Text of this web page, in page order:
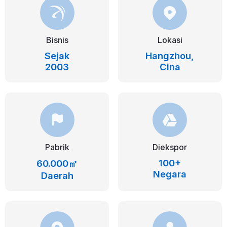
Bisnis
Sejak
2003
Lokasi
Hangzhou,
Cina
Pabrik
60.000㎡
Daerah
Diekspor
100+
Negara